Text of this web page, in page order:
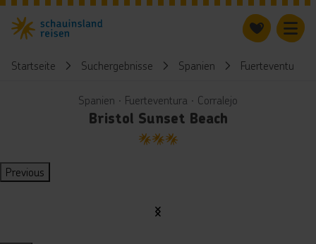
Startseite Suchergebnisse Spanien Fuerteventura
Spanien ∙ Fuerteventura ∙ Corralejo
Bristol Sunset Beach
3
Previous